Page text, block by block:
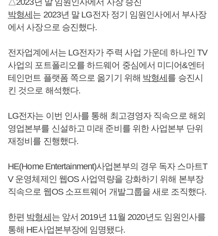
△2023년 말 임원인사에서 사장 승진
박형세 는 2023년 말 LG전자 정기 임원인사에서 부사장
에서 사장으로 승진했다.
전자업계에서는 LG전자가 주력 사업 가운데 하나인 TV
사업의 포트폴리오를 하드웨어 중심에서 미디어&엔터
테인먼트 플랫폼 쪽으로 옮기기 위해 박형세 를 승진시
킨 것으로 해석했다.
LG전자는 이번 인사를 통해 최고경영자 직속으로 해외
영업본부를 신설하고 미래 준비를 위한 사업본부 단위
재정비를 진행했다.
HE(Home Entertainment)사업본부의 경우 독자 스마트T
V 운영체제인 웹OS 사업역량을 강화하기 위해 본부장
직속으로 웹OS 소프트웨어 개발그룹을 새로 조직했다.
한편 박형세 는 앞서 2019년 11월 2020년도 임원인사를
통해 HE사업본부장에 임명됐다.